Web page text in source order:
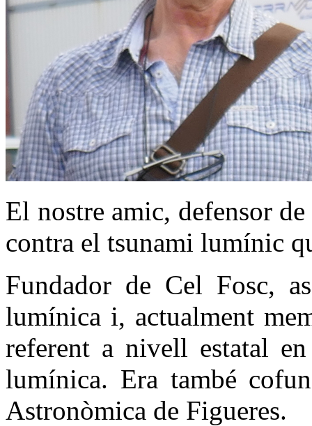
El nostre amic, defensor
contra el tsunami lumínic
Fundador de Cel Fosc,
lumínica i, actualment
referent a nivell estatal
lumínica. Era també
Astronòmica de Figueres.